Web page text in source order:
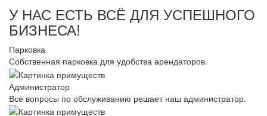
У НАС ЕСТЬ ВСЁ ДЛЯ УСПЕШНОГО
БИЗНЕСА!
Парковка
Собственная парковка для удобства арендаторов.
Администратор
Все вопросы по обслуживанию решает наш администратор.